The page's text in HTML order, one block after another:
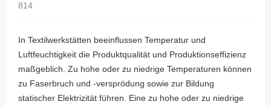
814
In Textilwerkstätten beeinflussen Temperatur und
Luftfeuchtigkeit die Produktqualität und Produktionseffizienz
maßgeblich. Zu hohe oder zu niedrige Temperaturen können
zu Faserbruch und -versprödung sowie zur Bildung
statischer Elektrizität führen. Eine zu hohe oder zu niedrige